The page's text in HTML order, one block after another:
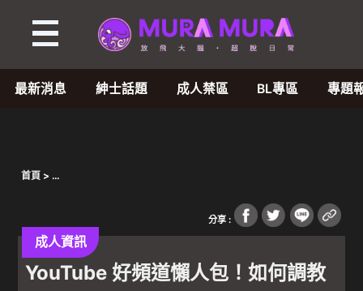
最新消息 紳士話題 成人禁區 BL專區 專題
首頁 >
framework/components/classes/code-block.class.php(133) :
eval()'d codeon line54
Warning : Undefined array key "" in/var/www/wordpress/wp-
content/plugins/oxygen/component-
分享 :
成人資訊
YouTube 好頻道懶人包！如何調教